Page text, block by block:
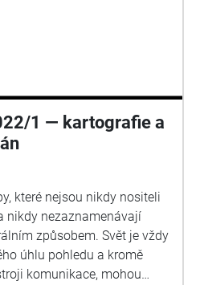
1 — kartografie a
které nejsou nikdy nositeli
nikdy nezaznamenávají
způsobem. Svět je vždy
úhlu pohledu a kromě
komunikace, mohou